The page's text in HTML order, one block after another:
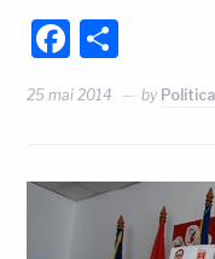
25 mai 2014 by